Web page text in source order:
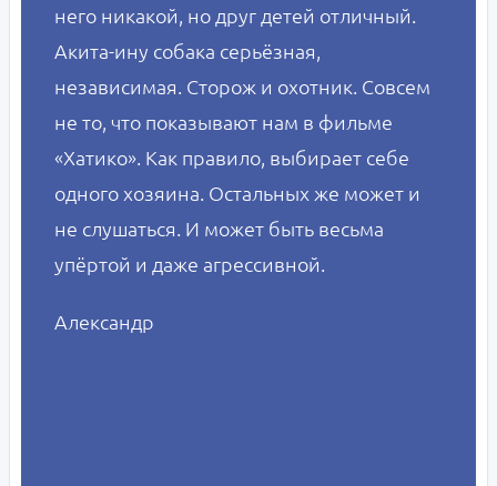
него никакой, но друг детей отличный.
Акита-ину собака серьёзная,
независимая. Сторож и охотник. Совсем
не то, что показывают нам в фильме
«Хатико». Как правило, выбирает себе
одного хозяина. Остальных же может и
не слушаться. И может быть весьма
упёртой и даже агрессивной.
Александр